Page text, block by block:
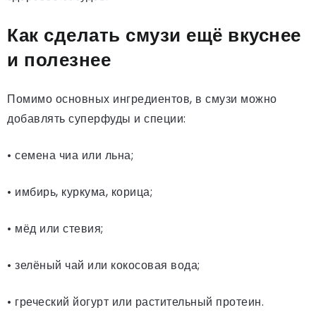
Как сделать смузи ещё вкуснее
и полезнее
Помимо основных ингредиентов, в смузи можно
добавлять суперфуды и специи:
• семена чиа или льна;
• имбирь, куркума, корица;
• мёд или стевия;
• зелёный чай или кокосовая вода;
• греческий йогурт или растительный протеин.